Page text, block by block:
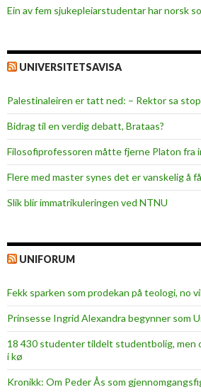
Ein av fem sjukepleiar­studentar har norsk
UNIVERSITETSAVISA
Palestinaleiren er tatt ned: – Rektor sa
Bidrag til en verdig debatt, Brataas?
Filosofiprofessoren måtte fjerne Platon fra
Flere med master synes det er vanskelig å
Slik blir immatrikuleringen ved NTNU
UNIFORUM
Fekk sparken som prodekan på teologi, no
Prinsesse Ingrid Alexandra begynner som
18 430 studenter tildelt studentbolig, men
i kø
Kronikk: Om Peder Ås som